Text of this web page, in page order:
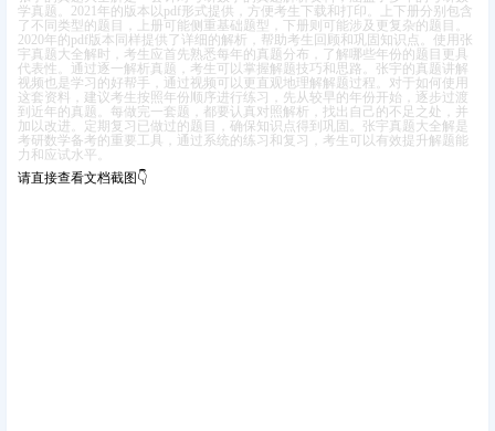
学真题。2021年的版本以pdf形式提供，方便考生下载和打印。上下册分别包含
了不同类型的题目，上册可能侧重基础题型，下册则可能涉及更复杂的题目。
2020年的pdf版本同样提供了详细的解析，帮助考生回顾和巩固知识点。 使用张
宇真题大全解时，考生应首先熟悉每年的真题分布，了解哪些年份的题目更具
代表性。通过逐一解析真题，考生可以掌握解题技巧和思路。张宇的真题讲解
视频也是学习的好帮手，通过视频可以更直观地理解解题过程。 对于如何使用
这套资料，建议考生按照年份顺序进行练习，先从较早的年份开始，逐步过渡
到近年的真题。每做完一套题，都要认真对照解析，找出自己的不足之处，并
加以改进。定期复习已做过的题目，确保知识点得到巩固。 张宇真题大全解是
考研数学备考的重要工具，通过系统的练习和复习，考生可以有效提升解题能
力和应试水平。
请直接查看文档截图👇